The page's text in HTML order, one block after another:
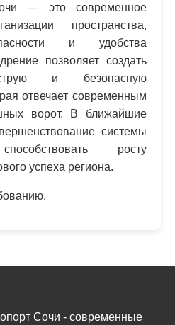
— это современное
пространства,
и удобства
позволяет создать
и безопасную
отвечает современным
ворот. В ближайшие
системы
росту
успеха региона.
Сочи - современные